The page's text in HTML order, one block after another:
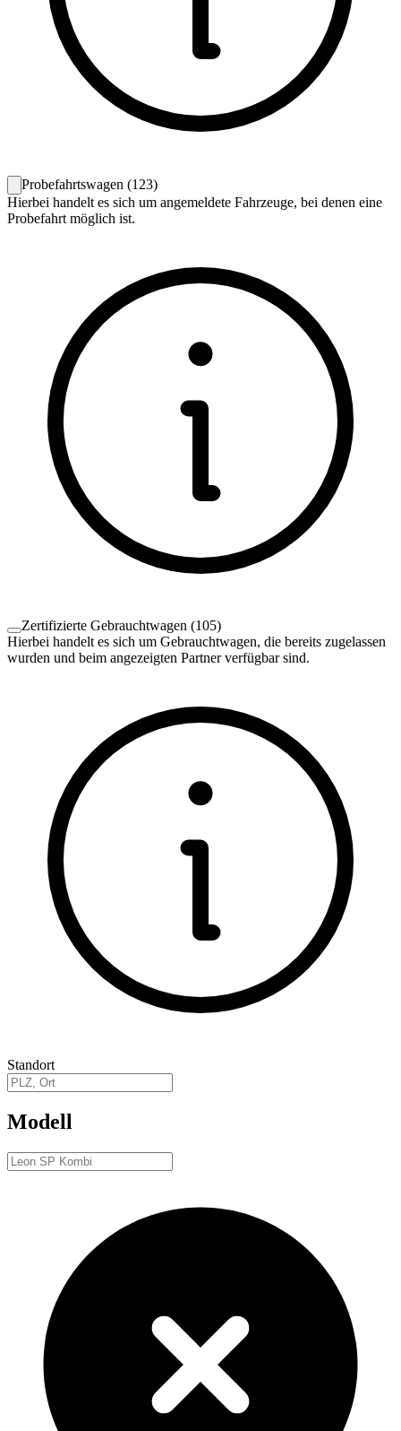
Probefahrtswagen (123)
Hierbei handelt es sich um angemeldete Fahrzeuge, bei denen eine
Probefahrt möglich ist.
Zertifizierte Gebrauchtwagen (105)
Hierbei handelt es sich um Gebrauchtwagen, die bereits zugelassen
wurden und beim angezeigten Partner verfügbar sind.
Standort
Modell